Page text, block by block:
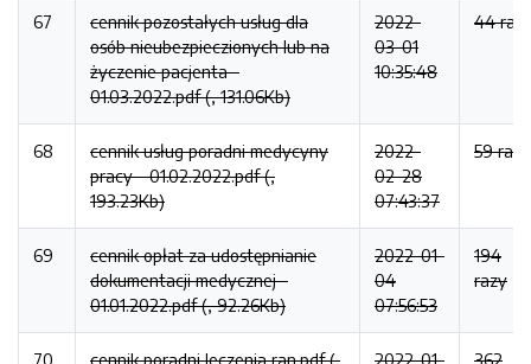
67
cennik pozostałych usług dla
osób nieubezpieczionych lub na
życzenie pacjenta -
01.03.2022.pdf (, 131.06Kb)
2022-
03-01
10:35:48
44
68
cennik usług poradni medycyny
pracy - 01.02.2022.pdf (,
193.23Kb)
2022-
02-28
07:43:37
59 razy
69
cennik opłat za udostępnianie
dokumentacji medycznej -
01.01.2022.pdf (, 92.26Kb)
2022-01-
04
07:56:53
194
razy
70
cennik poradni leczenia ran.pdf (,
2022-01-
362